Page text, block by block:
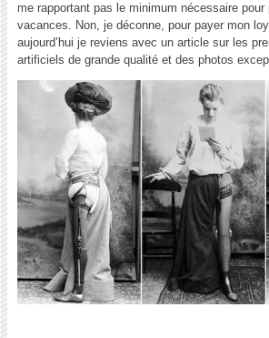
me rapportant pas le minimum nécessaire
vacances. Non, je déconne, pour payer mon
aujourd’hui je reviens avec un article sur les
artificiels de grande qualité et des photos